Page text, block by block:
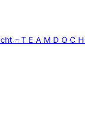
– T E A M D O C